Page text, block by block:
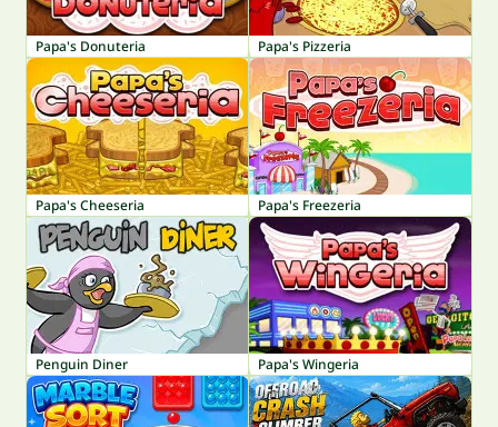
Papa's Donuteria Papa's Pizzeria
Papa's Cheeseria Papa's Freezeria
Penguin Diner Papa's Wingeria